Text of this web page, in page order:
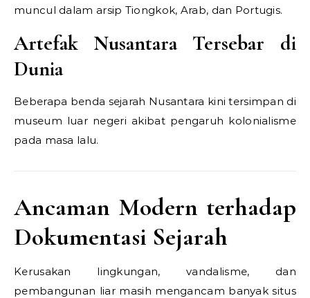
muncul dalam arsip Tiongkok, Arab, dan Portugis.
Artefak Nusantara Tersebar di
Dunia
Beberapa benda sejarah Nusantara kini tersimpan di
museum luar negeri akibat pengaruh kolonialisme
pada masa lalu.
Ancaman Modern terhadap
Dokumentasi Sejarah
Kerusakan lingkungan, vandalisme, dan
pembangunan liar masih mengancam banyak situs